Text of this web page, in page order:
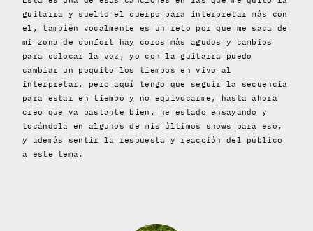
guitarra y suelto el cuerpo para interpretar más con
el, también vocalmente es un reto por que me saca de
mi zona de confort hay coros más agudos y cambios
para colocar la voz, yo con la guitarra puedo
cambiar un poquito los tiempos en vivo al
interpretar, pero aquí tengo que seguir la secuencia
para estar en tiempo y no equivocarme, hasta ahora
creo que va bastante bien, he estado ensayando y
tocándola en algunos de mis últimos shows para eso,
y además sentir la respuesta y reacción del público
a este tema.